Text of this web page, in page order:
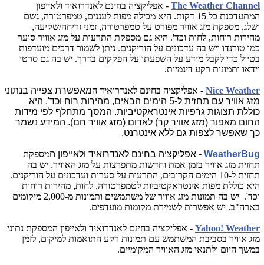
The Weather Channel - אפליקציה בחינם לאנדרואיד ולאייפון
המתעדכנת כל 15 דקות. היא מכילה מפות לעננים, טמפרטורה, גשם
ושלג, מספקת מזג אוויר מפורט על טמפרטורה, זמני זריחה/שקיעה,
מהירות רוחות, לחות וכד'. היא גם מספקת התרעות על מזג אוויר סוער
כמו טורנדו ויש בה עדכונים על הוריקנים. ניתן לשמור דרכים מועדפות
בטיול כדי לקבל מידע על השפעתו על הפקקים בדרך. יש בה גם סרטי
וידאו ותמונות רקע דינמיות.
Nice Weather - אפליקציה בחינם לאנדרואיד המאפשרת צפייה בנתוני
מזג אוויר עם תחזית ל-5 הימים הבאים, מהירות רוח וכד'. היא
כוללת תצוגות גרפיות אינטראקטיביות. המסך מתחלף לפי מידות
החום מאפור (מזג אוויר קר) לאדום (מזג אוויר חם). המידע נשמר
כך שאפשר לצפות גם ללא אינטרנט.
WeatherBug - אפליקציה בחינם לאנדרואיד ולאייפון המספקת
תחזית מזג אוויר בזמן אמת וחדשות מתפרצות על מזג האוויר. יש בה
תחזית ל-10 הימים הקרובים, התרעות על סערות ועדכונים על הוריקנים.
היא כוללת מפות אינטראקטיביות לטמפרטורה, לחות, מהירות רוחות
וכד'. יש בה תמונות מזג אוויר של משתמשים ותמונות מ-2,000 מיקומים
בארה"ב. יש אפשרות לשמירת מקומות מועדפים.
Yahoo! Weather - אפליקציה בחינם לאנדרואיד ולאייפון המספקת נתוני
מזג אוויר בסביבת המשתמש עם תמונות רקע התואמות למיקום, לזמן
במשך היום ולתנאי מזג האוויר המקומיים.